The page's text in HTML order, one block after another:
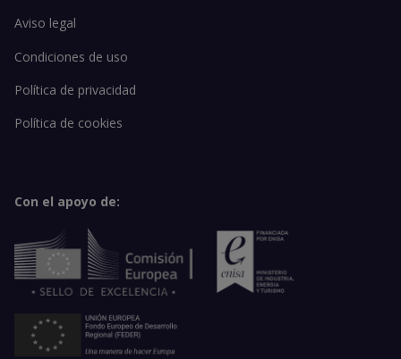
Aviso legal
Condiciones de uso
Política de privacidad
Política de cookies
Con el apoyo de: